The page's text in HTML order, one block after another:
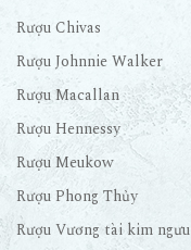
Rượu Chivas
Rượu Johnnie Walker
Rượu Macallan
Rượu Hennessy
Rượu Meukow
Rượu Phong Thủy
Rượu Vương tài kim ngưu